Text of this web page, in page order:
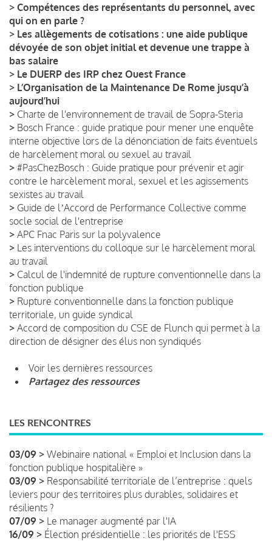
> Compétences des représentants du personnel, avec
qui on en parle ?
> Les allègements de cotisations : une aide publique
dévoyée de son objet initial et devenue une trappe à
bas salaire
> Le DUERP des IRP chez Ouest France
> L’Organisation de la Maintenance De Rome jusqu’à
aujourd’hui
> Charte de l'environnement de travail de Sopra-Steria
> Bosch France : guide pratique pour mener une enquête
interne objective lors de la dénonciation de faits éventuels
de harcèlement moral ou sexuel au travail
> #PasChezBosch : Guide pratique pour prévenir et agir
contre le harcèlement moral, sexuel et les agissements
sexistes au travail
> Guide de lʼAccord de Performance Collective comme
socle social de l'entreprise
> APC Fnac Paris sur la polyvalence
> Les interventions du colloque sur le harcèlement moral
au travail
> Calcul de l'indemnité de rupture conventionnelle dans la
fonction publique
> Rupture conventionnelle dans la fonction publique
territoriale, un guide syndical
> Accord de composition du CSE de Flunch qui permet à la
direction de désigner des élus non syndiqués
Voir les dernières ressources
Partagez des ressources
LES RENCONTRES
03/09 > Webinaire national « Emploi et Inclusion dans la
fonction publique hospitalière »
03/09 > Responsabilité territoriale de l’entreprise : quels
leviers pour des territoires plus durables, solidaires et
résilients ?
07/09 > Le manager augmenté par l'IA
16/09 > Élection présidentielle : les priorités de l'ESS